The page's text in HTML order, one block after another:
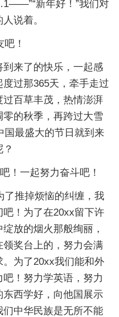
新年好！”我们对
说着。
！
来了的快乐，一起感
过那365天，牵手走过
百草丰茂，热情澎湃
的秋季，再跨过大雪
国最盛大的节日就到来
！一起努力奋斗吧！
了推掉烦恼的纠缠，我
！为了在20xx留下许
放的烟火那般绚丽，
奖台上的，努力会满
为了20xx我们能和外
！努力学英语，努力
西学好，向他国展示
中华民族是无所不能